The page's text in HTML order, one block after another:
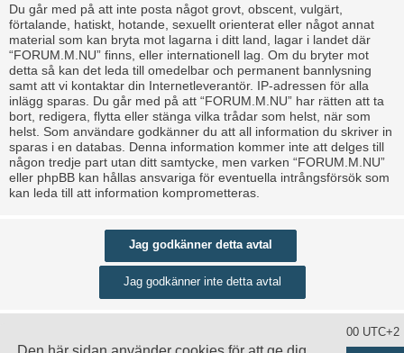
Du går med på att inte posta något grovt, obscent, vulgärt,
förtalande, hatiskt, hotande, sexuellt orienterat eller något annat
material som kan bryta mot lagarna i ditt land, lagar i landet där
“FORUM.M.NU” finns, eller internationell lag. Om du bryter mot
detta så kan det leda till omedelbar och permanent bannlysning
samt att vi kontaktar din Internetleverantör. IP-adressen för alla
inlägg sparas. Du går med på att “FORUM.M.NU” har rätten att ta
bort, redigera, flytta eller stänga vilka trådar som helst, när som
helst. Som användare godkänner du att all information du skriver in
sparas i en databas. Denna information kommer inte att delges till
någon tredje part utan ditt samtycke, men varken “FORUM.M.NU”
eller phpBB kan hållas ansvariga för eventuella intrångsförsök som
kan leda till att information komprometteras.
Alla tidsangivelser är UTC+02:00 UTC+2